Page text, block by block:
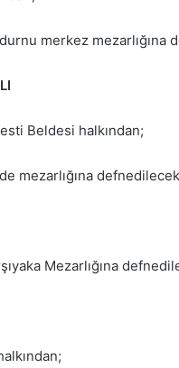
merkez mezarlığına
Beldesi halkından;
mezarlığına
Mezarlığına